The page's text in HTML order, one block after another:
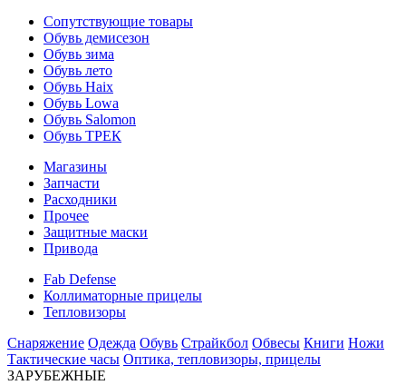
Сопутствующие товары
Обувь демисезон
Обувь зима
Обувь лето
Обувь Haix
Обувь Lowa
Обувь Salomon
Обувь ТРЕК
Магазины
Запчасти
Расходники
Прочее
Защитные маски
Привода
Fab Defense
Коллиматорные прицелы
Тепловизоры
Снаряжение Одежда Обувь Страйкбол Обвесы Книги Ножи
Тактические часы Оптика, тепловизоры, прицелы
ЗАРУБЕЖНЫЕ